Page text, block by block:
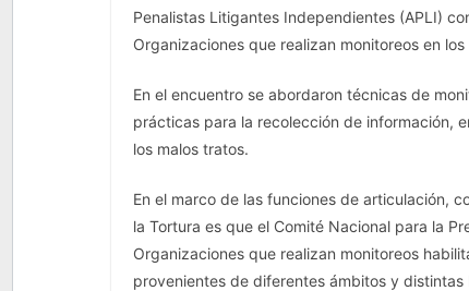
Penalistas Litigantes Independientes (APLI)
Organizaciones que realizan monitoreos en
En el encuentro se abordaron técnicas de
prácticas para la recolección de información,
los malos tratos.
En el marco de las funciones de articulación,
la Tortura es que el Comité Nacional para la
Organizaciones que realizan monitoreos
provenientes de diferentes ámbitos y